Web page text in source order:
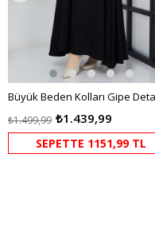
₺1.439,99
₺1.499,99
SEPETTE 1151,99 TL